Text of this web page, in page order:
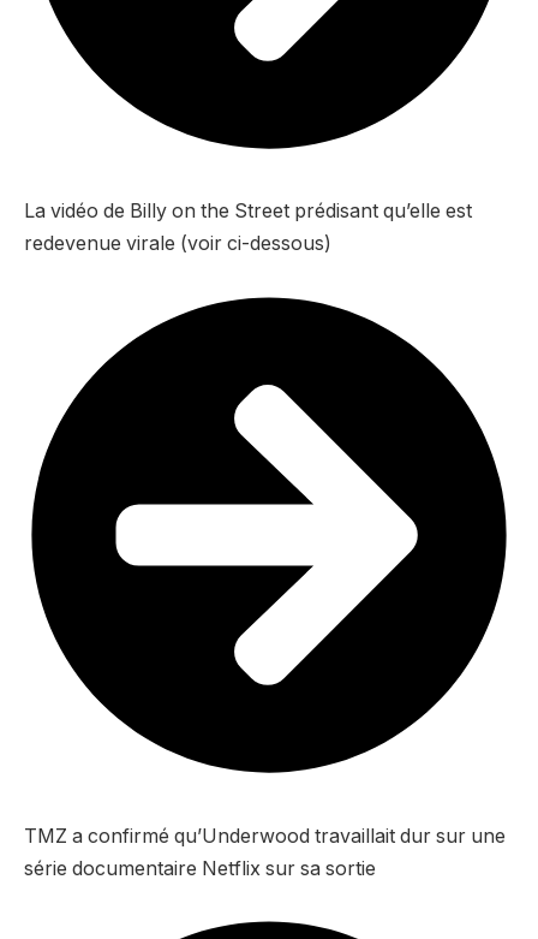
La vidéo de Billy on the Street prédisant qu’elle est
redevenue virale (voir ci-dessous)
TMZ a confirmé qu’Underwood travaillait dur sur une
série documentaire Netflix sur sa sortie